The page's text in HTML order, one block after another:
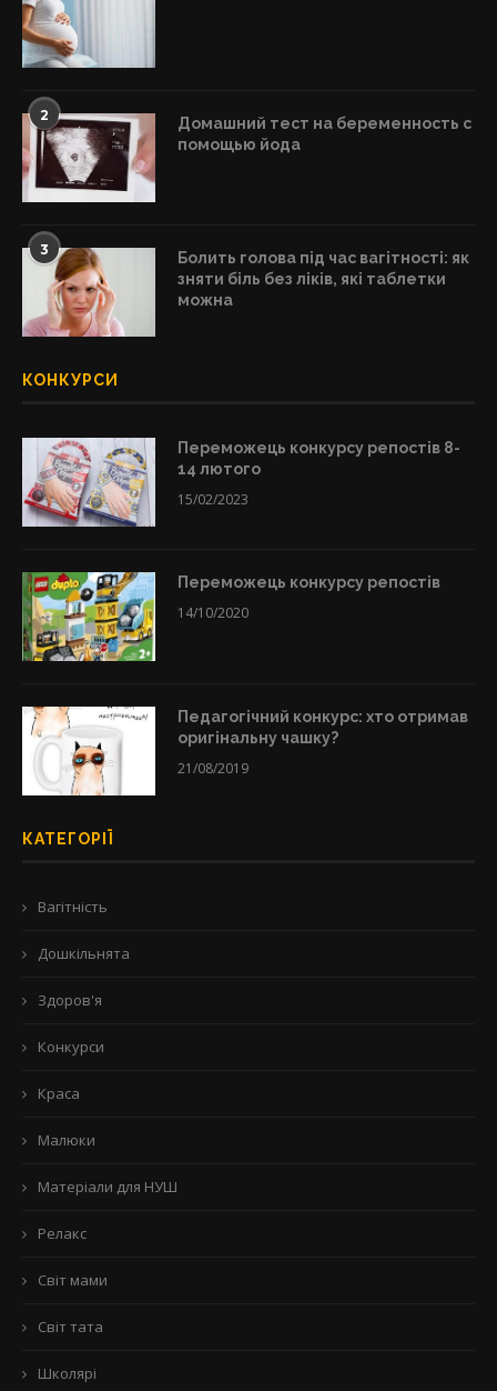
2
Домашний тест на беременность с
помощью йода
3
Болить голова під час вагітності: як
зняти біль без ліків, які таблетки
можна
КОНКУРСИ
Переможець конкурсу репостів 8-
14 лютого
15/02/2023
Переможець конкурсу репостів
14/10/2020
Педагогічний конкурс: хто отримав
оригінальну чашку?
21/08/2019
КАТЕГОРІЇ
Вагітність
Дошкільнята
Здоров'я
Конкурси
Краса
Малюки
Матеріали для НУШ
Релакс
Світ мами
Світ тата
Школярі